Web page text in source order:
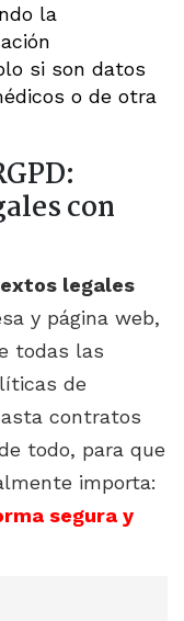
la
si son datos
o de otra
con
legales
y página web,
todas las
de
contratos
todo, para que
importa:
segura y